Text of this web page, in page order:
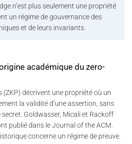
n’est plus seulement une propriété
un régime de gouvernance des
et de leurs invariants.
académique du zero-
(ZKP) décrivent une propriété où un
la validité d’une assertion, sans
Goldwasser, Micali et Rackoff
publié dans le Journal of the ACM.
concerne un régime de preuve.